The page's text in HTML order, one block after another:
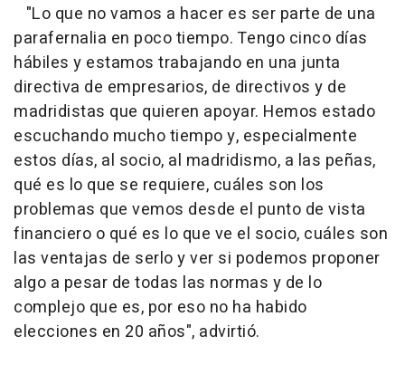
"Lo que no vamos a hacer es ser parte de una
parafernalia en poco tiempo. Tengo cinco días
hábiles y estamos trabajando en una junta
directiva de empresarios, de directivos y de
madridistas que quieren apoyar. Hemos estado
escuchando mucho tiempo y, especialmente
estos días, al socio, al madridismo, a las peñas,
qué es lo que se requiere, cuáles son los
problemas que vemos desde el punto de vista
financiero o qué es lo que ve el socio, cuáles son
las ventajas de serlo y ver si podemos proponer
algo a pesar de todas las normas y de lo
complejo que es, por eso no ha habido
elecciones en 20 años", advirtió.